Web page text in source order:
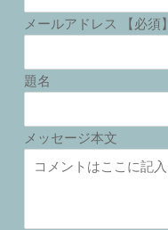
メールアドレス 【必須】
題名
メッセージ本文